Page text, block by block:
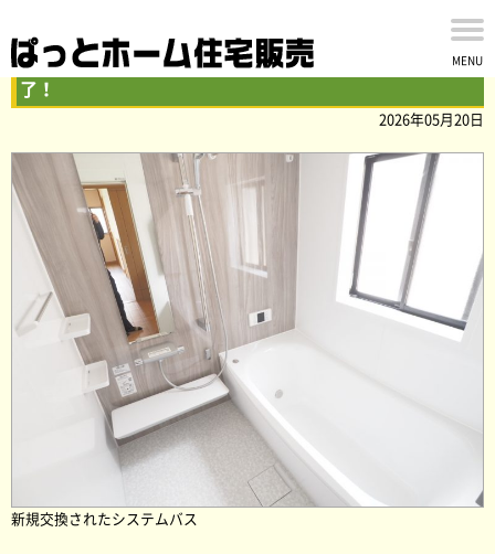
MENU
佐倉市大崎台二丁目の中古戸建の内外装リフォームが完
了！
2026年05月20日
新規交換されたシステムバス